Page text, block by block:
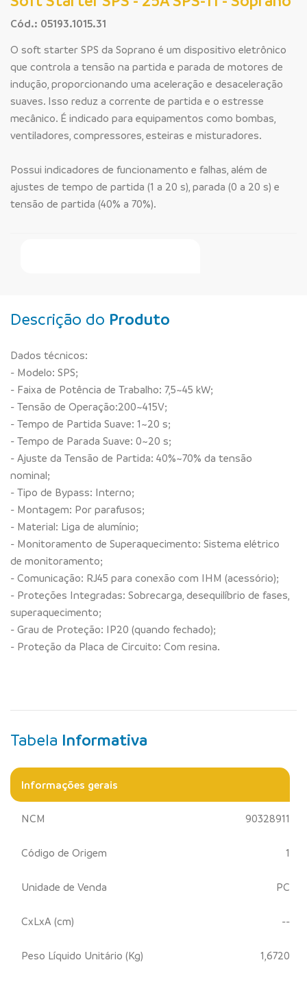
Cód.: 05193.1015.31
O soft starter SPS da Soprano é um dispositivo eletrônico
que controla a tensão na partida e parada de motores de
indução, proporcionando uma aceleração e desaceleração
suaves. Isso reduz a corrente de partida e o estresse
mecânico. É indicado para equipamentos como bombas,
ventiladores, compressores, esteiras e misturadores.
Possui indicadores de funcionamento e falhas, além de
ajustes de tempo de partida (1 a 20 s), parada (0 a 20 s) e
tensão de partida (40% a 70%).
Descrição do Produto
Dados técnicos:
- Modelo: SPS;
- Faixa de Potência de Trabalho: 7,5~45 kW;
- Tensão de Operação:200~415V;
- Tempo de Partida Suave: 1~20 s;
- Tempo de Parada Suave: 0~20 s;
- Ajuste da Tensão de Partida: 40%~70% da tensão
nominal;
- Tipo de Bypass: Interno;
- Montagem: Por parafusos;
- Material: Liga de alumínio;
- Monitoramento de Superaquecimento: Sistema elétrico
de monitoramento;
- Comunicação: RJ45 para conexão com IHM (acessório);
- Proteções Integradas: Sobrecarga, desequilíbrio de fases,
superaquecimento;
- Grau de Proteção: IP20 (quando fechado);
- Proteção da Placa de Circuito: Com resina.
Tabela Informativa
Informações gerais
NCM 90328911
Código de Origem 1
Unidade de Venda PC
CxLxA (cm) --
Peso Líquido Unitário (Kg) 1,6720